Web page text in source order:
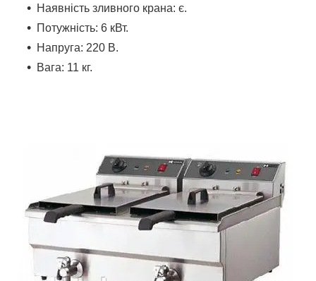
Наявність зливного крана: є.
Потужність: 6 кВт.
Напруга: 220 В.
Вага: 11 кг.